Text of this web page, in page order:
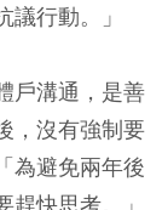
議行動。」
戶溝通，是善
，沒有強制要
為避免兩年後
快思考。」